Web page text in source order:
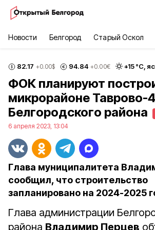
Новости Белгород Старый Оскол
82.17 +0.00$ 94.84 +0.00€ +15°С,
ФОК планируют
микрорайоне Таврово-4
Белгородского района
6 апреля 2023, 13:04
Глава муниципалитета
сообщил, что строительство
запланировано на 2024-2025
Глава администрации
района Владимир Перцев